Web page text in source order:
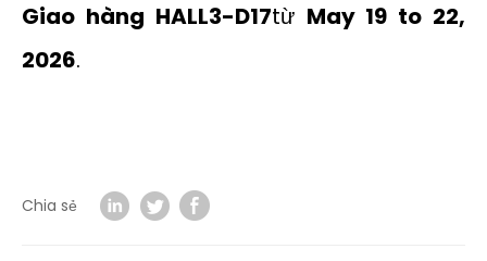
Giao hàng HALL3-D17từ May 19 to 22,
2026.
Chia sẻ